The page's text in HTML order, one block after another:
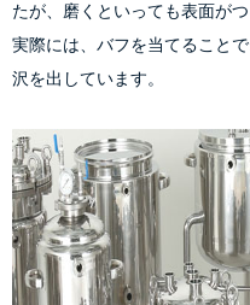
たが、磨くといっても表面が
実際には、バフを当てることで
沢を出しています。